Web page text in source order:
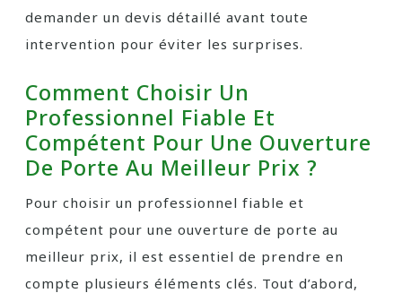
demander un devis détaillé avant toute
intervention pour éviter les surprises.
Comment Choisir Un
Professionnel Fiable Et
Compétent Pour Une Ouverture
De Porte Au Meilleur Prix ?
Pour choisir un professionnel fiable et
compétent pour une ouverture de porte au
meilleur prix, il est essentiel de prendre en
compte plusieurs éléments clés. Tout d’abord,